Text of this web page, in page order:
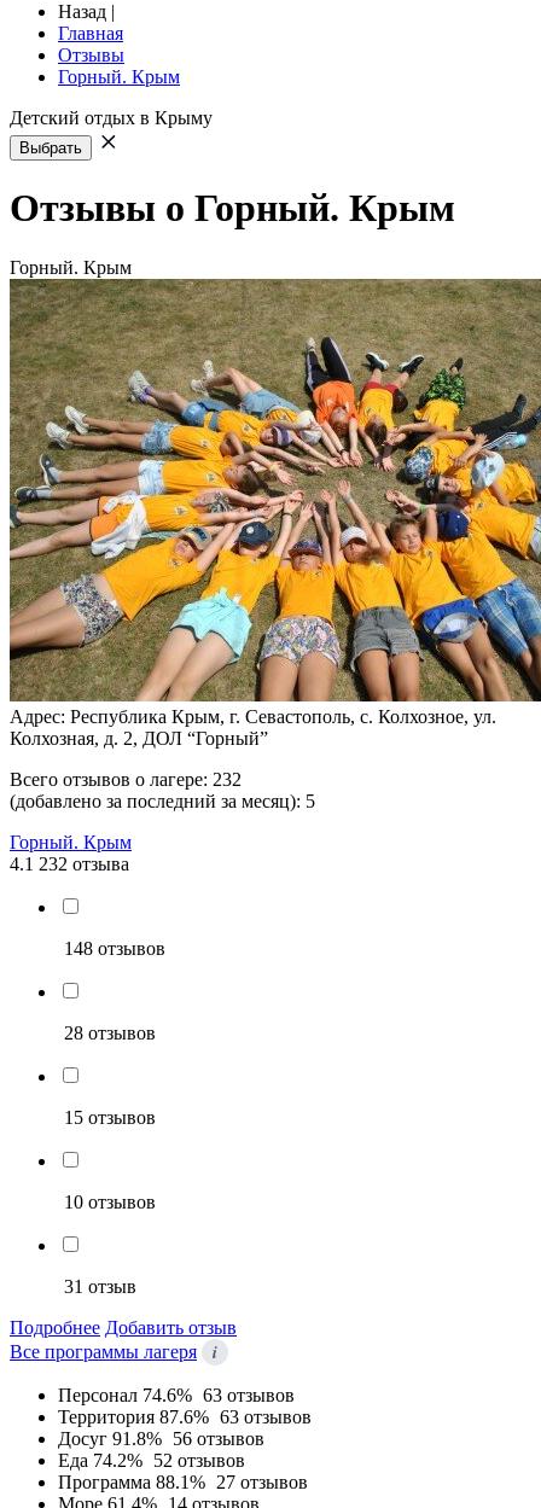
Назад |
Главная
Отзывы
Горный. Крым
Детский отдых в Крыму
Выбрать
Отзывы о Горный. Крым
Горный. Крым
Адрес: Республика Крым, г. Севастополь, с. Колхозное, ул.
Колхозная, д. 2, ДОЛ “Горный”
Всего отзывов о лагере: 232
(добавлено за последний за месяц): 5
Горный. Крым
4.1 232 отзыва
148 отзывов
28 отзывов
15 отзывов
10 отзывов
31 отзыв
Подробнее Добавить отзыв
Все программы лагеря
i
Персонал 74.6% 63 отзывов
Территория 87.6% 63 отзывов
Досуг 91.8% 56 отзывов
Еда 74.2% 52 отзывов
Программа 88.1% 27 отзывов
Море 61.4% 14 отзывов